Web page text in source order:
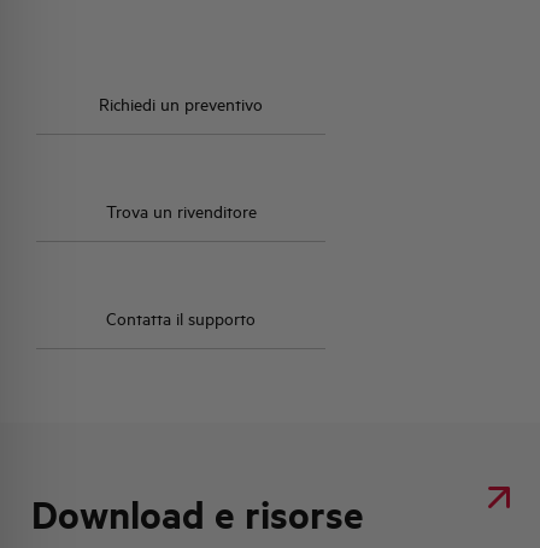
Richiedi un preventivo
Trova un rivenditore
Contatta il supporto
Download e risorse